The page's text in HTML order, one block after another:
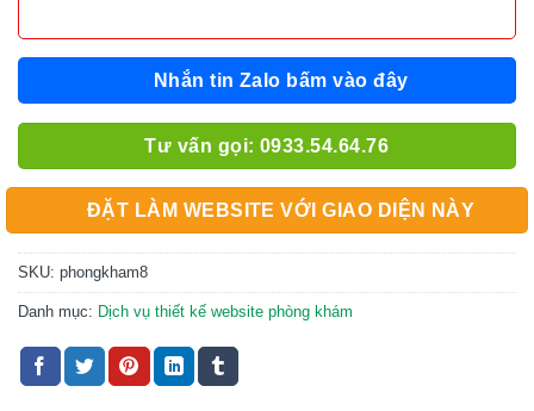
Nhắn tin Zalo bấm vào đây
Tư vấn gọi: 0933.54.64.76
ĐẶT LÀM WEBSITE VỚI GIAO DIỆN NÀY
SKU: phongkham8
Danh mục: Dịch vụ thiết kế website phòng khám